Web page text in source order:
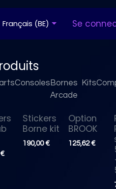
Tous nos articles
Français (BE) Se
Consoles Bornes
Arcade
Kits
Stickers
Borne kit
190,00€
Option
BROOK
125,62€